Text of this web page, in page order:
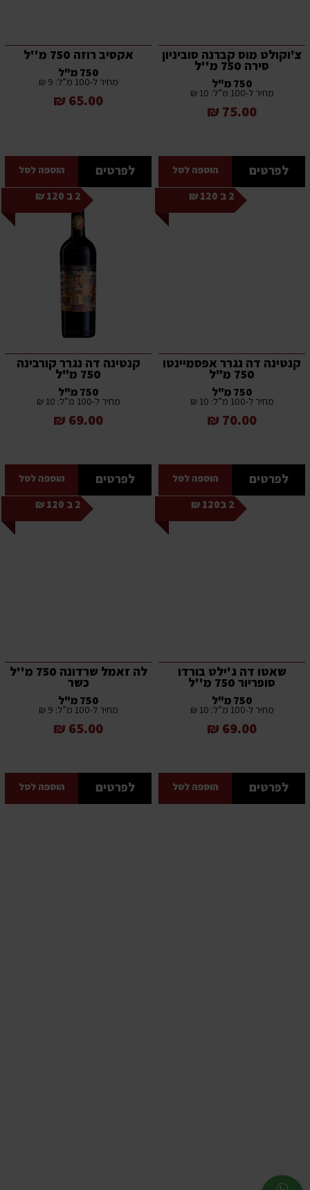
צ'וקולט מוס קברנה סוביניון
סירה 750 מ''ל
750 מ"ל
מחיר ל-100 מ”ל: 10 ₪
75.00 ₪
לפרטים הוספה לסל
אקסיב רוזה 750 מ''ל
750 מ"ל
מחיר ל-100 מ”ל: 9 ₪
65.00 ₪
לפרטים הוספה לסל
2 ב 120 ₪
קנטינה דה נגרר אפסמיינטו
750 מ"ל
750 מ"ל
מחיר ל-100 מ”ל: 10 ₪
70.00 ₪
לפרטים הוספה לסל
2 ב 120 ₪
קנטינה דה נגרר קורבינה
750 מ"ל
750 מ"ל
מחיר ל-100 מ”ל: 10 ₪
69.00 ₪
לפרטים הוספה לסל
2 ב120 ₪
שאטו דה ג'ילט בורדו
סופריור 750 מ''ל
750 מ"ל
מחיר ל-100 מ”ל: 10 ₪
69.00 ₪
לפרטים הוספה לסל
2 ב 120 ₪
לה זאמל שרדונה 750 מ''ל
כשר
750 מ"ל
מחיר ל-100 מ”ל: 9 ₪
65.00 ₪
לפרטים הוספה לסל